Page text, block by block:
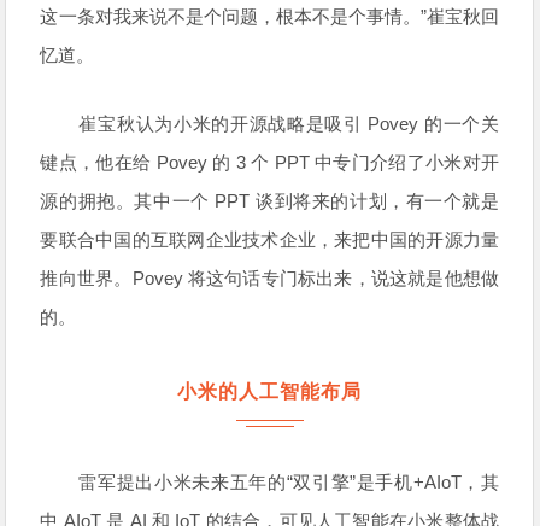
这一条对我来说不是个问题，根本不是个事情。”崔宝秋回
忆道。
崔宝秋认为小米的开源战略是吸引 Povey 的一个关
键点，他在给 Povey 的 3 个 PPT 中专门介绍了小米对开
源的拥抱。其中一个 PPT 谈到将来的计划，有一个就是
要联合中国的互联网企业技术企业，来把中国的开源力量
推向世界。Povey 将这句话专门标出来，说这就是他想做
的。
小米的人工智能布局
雷军提出小米未来五年的“双引擎”是手机+AIoT，其
中 AIoT 是 AI 和 IoT 的结合，可见人工智能在小米整体战